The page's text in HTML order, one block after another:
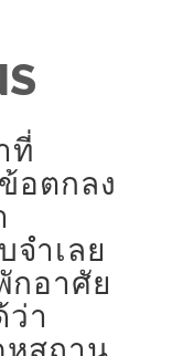
ที่
อตกลง
จำเลย
กอาศัย
า